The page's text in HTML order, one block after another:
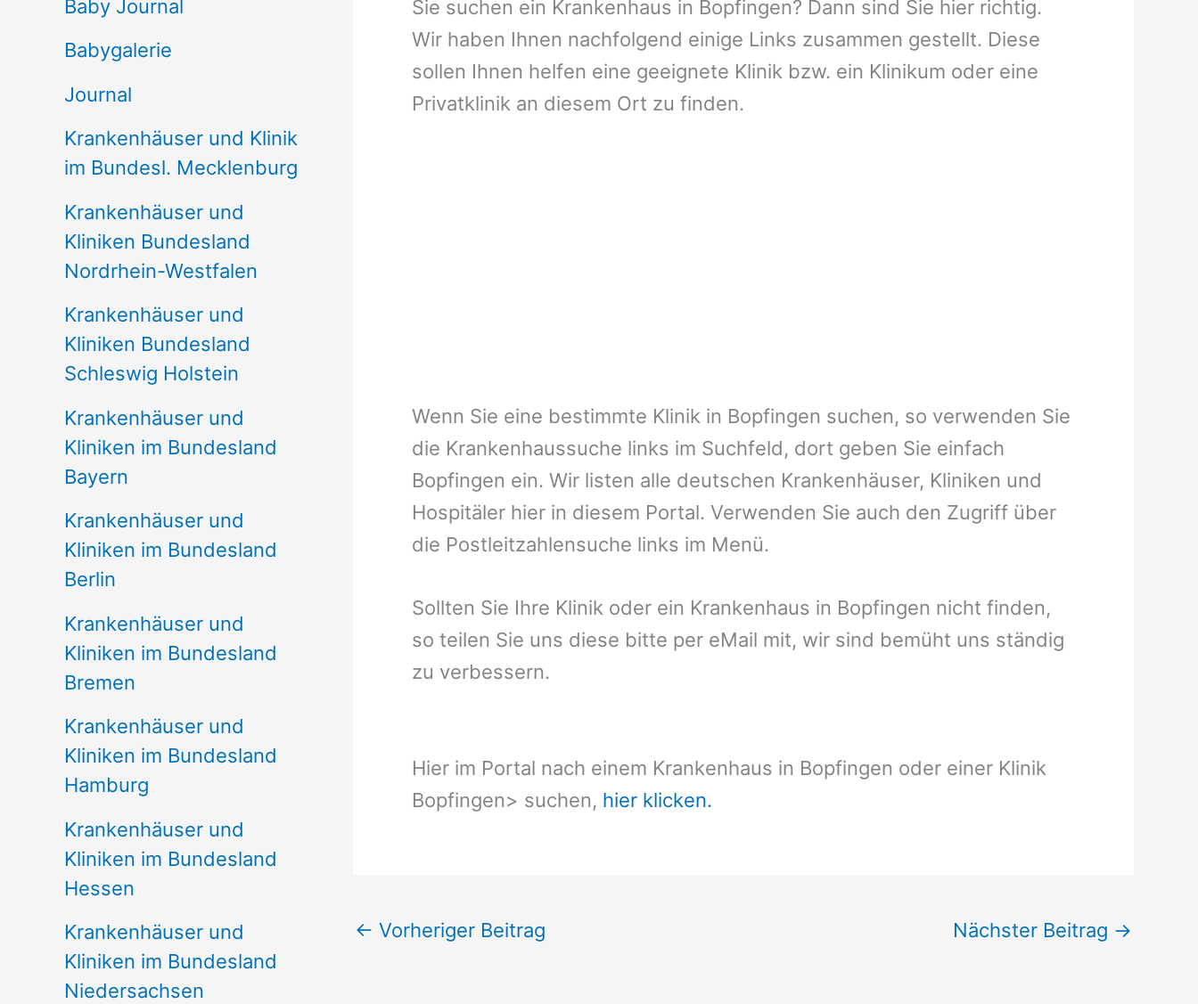
n
n
c
h
:
Baby Journal
Babygalerie
Journal
Krankenhäuser und Klinik
im Bundesl. Mecklenburg
Krankenhäuser und
Kliniken Bundesland
Nordrhein-Westfalen
Krankenhäuser und
Kliniken Bundesland
Schleswig Holstein
Krankenhäuser und
Kliniken im Bundesland
Bayern
Krankenhäuser und
Kliniken im Bundesland
Berlin
Krankenhäuser und
Kliniken im Bundesland
Bremen
Krankenhäuser und
Kliniken im Bundesland
Hamburg
Krankenhäuser und
Kliniken im Bundesland
Hessen
Krankenhäuser und
Kliniken im Bundesland
Niedersachsen
Sie suchen ein Krankenhaus in Bopfingen? Dann sind Sie hier richtig.
Wir haben Ihnen nachfolgend einige Links zusammen gestellt. Diese
sollen Ihnen helfen eine geeignete Klinik bzw. ein Klinikum oder eine
Privatklinik an diesem Ort zu finden.
Wenn Sie eine bestimmte Klinik in Bopfingen suchen, so verwenden Sie
die Krankenhaussuche links im Suchfeld, dort geben Sie einfach
Bopfingen ein. Wir listen alle deutschen Krankenhäuser, Kliniken und
Hospitäler hier in diesem Portal. Verwenden Sie auch den Zugriff über
die Postleitzahlensuche links im Menü.
Sollten Sie Ihre Klinik oder ein Krankenhaus in Bopfingen nicht finden,
so teilen Sie uns diese bitte per eMail mit, wir sind bemüht uns ständig
zu verbessern.
Hier im Portal nach einem Krankenhaus in Bopfingen oder einer Klinik
Bopfingen> suchen, hier klicken.
← Vorheriger Beitrag Nächster Beitrag →